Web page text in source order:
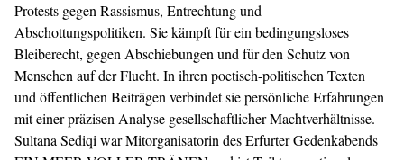
Protests gegen Rassismus, Entrechtung und
Abschottungspolitiken. Sie kämpft für ein bedingungsloses
Bleiberecht, gegen Abschiebungen und für den Schutz von
Menschen auf der Flucht. In ihren poetisch-politischen Texten
und öffentlichen Beiträgen verbindet sie persönliche Erfahrungen
mit einer präzisen Analyse gesellschaftlicher Machtverhältnisse.
Sultana Sediqi war Mitorganisatorin des Erfurter Gedenkabends